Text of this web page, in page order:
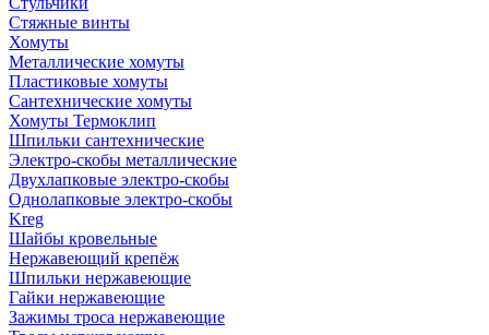
Стяжные винты
Хомуты
Металлические хомуты
Пластиковые хомуты
Сантехнические хомуты
Хомуты Термоклип
Шпильки сантехнические
Электро-скобы металлические
Двухлапковые электро-скобы
Однолапковые электро-скобы
Kreg
Шайбы кровельные
Нержавеющий крепёж
Шпильки нержавеющие
Гайки нержавеющие
Зажимы троса нержавеющие